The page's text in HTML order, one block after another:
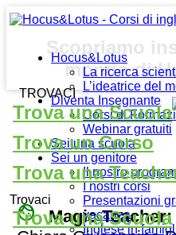
Hocus&Lotus
La ricerca
L’ideatrice del
Diventa Insegnante
Corsi di
Webinar gratuiti
Sei una scuola
Sei un genitore
Il nostro
I nostri corsi
Presentazioni
vacanza
Inglese in
TROVACI
Trova una Scuola
Trova un Corso
Trova una
Trovaci
Trova una Scuola
Scopriamo
mondo di
face
Magic Teacher: